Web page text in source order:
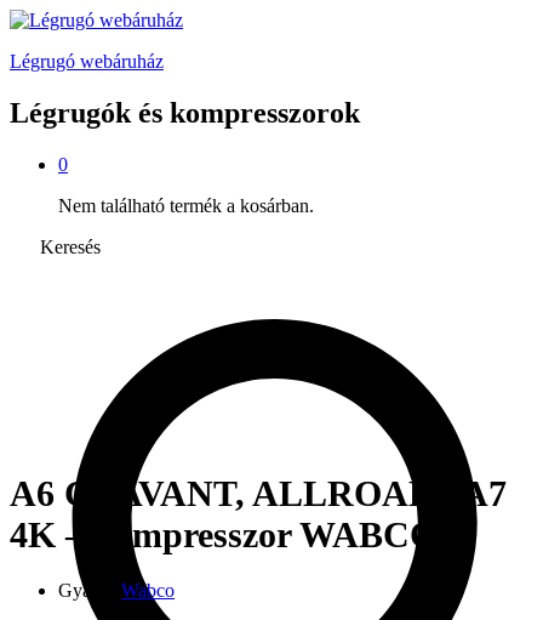
Légrugó webáruház
Légrugók és kompresszorok
0
Nem található termék a kosárban.
Keresés
A6 C8 AVANT, ALLROAD / A7
4K – kompresszor WABCO
Gyártó: Wabco